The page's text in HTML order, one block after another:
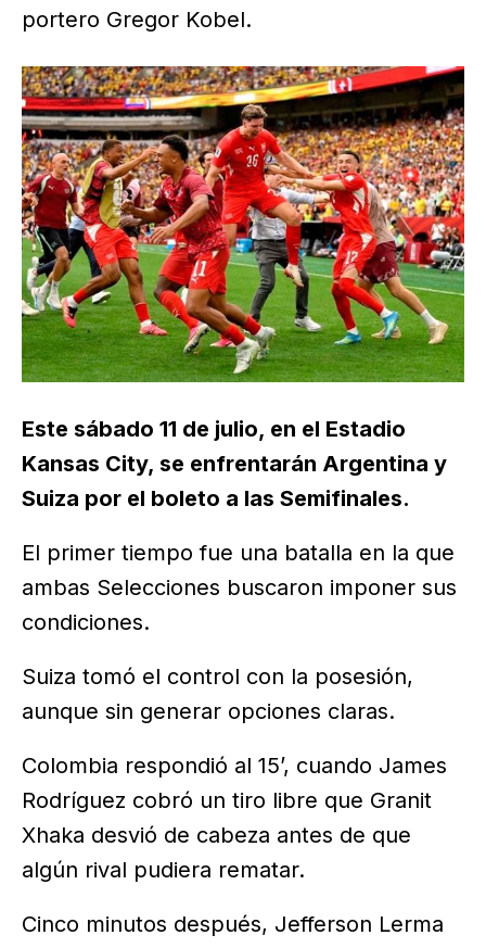
portero Gregor Kobel.
Este sábado 11 de julio, en el Estadio
Kansas City, se enfrentarán Argentina y
Suiza por el boleto a las Semifinales.
El primer tiempo fue una batalla en la que
ambas Selecciones buscaron imponer sus
condiciones.
Suiza tomó el control con la posesión,
aunque sin generar opciones claras.
Colombia respondió al 15’, cuando James
Rodríguez cobró un tiro libre que Granit
Xhaka desvió de cabeza antes de que
algún rival pudiera rematar.
Cinco minutos después, Jefferson Lerma